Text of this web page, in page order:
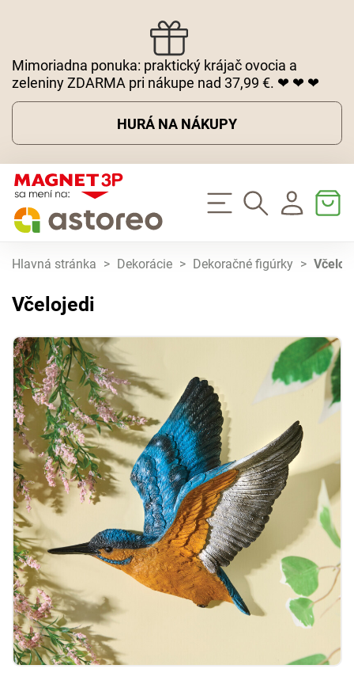
Mimoriadna ponuka: praktický krájač ovocia a
zeleniny ZDARMA pri nákupe nad 37,99 €. ❤ ❤ ❤
HURÁ NA NÁKUPY
Hlavná stránka > Dekorácie > Dekoračné figúrky >
Včelojedi